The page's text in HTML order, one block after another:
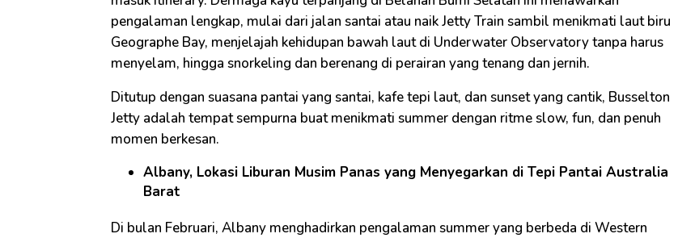
pengalaman lengkap, mulai dari jalan santai atau naik Jetty Train sambil menikmati laut biru
Geographe Bay, menjelajah kehidupan bawah laut di Underwater Observatory tanpa harus
menyelam, hingga snorkeling dan berenang di perairan yang tenang dan jernih.
Ditutup dengan suasana pantai yang santai, kafe tepi laut, dan sunset yang cantik, Busselton
Jetty adalah tempat sempurna buat menikmati summer dengan ritme slow, fun, dan penuh
momen berkesan.
Albany, Lokasi Liburan Musim Panas yang Menyegarkan di Tepi Pantai Australia
Barat
Di bulan Februari, Albany menghadirkan pengalaman summer yang berbeda di Western